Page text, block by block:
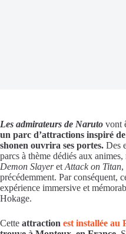
Les admirateurs de Naruto vont
un parc d’attractions inspiré
shonen ouvrira ses portes. Des
parcs à thème dédiés aux
Demon Slayeret Attack on Titan,
précédemment. Par conséquent,
expérience immersive et
Hokage.
Cette attraction est installée au